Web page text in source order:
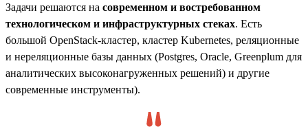
Задачи решаются на современном и востребованном
технологическом и инфраструктурных стеках. Есть
большой OpenStack-кластер, кластер Kubernetes, реляционные
и нереляционные базы данных (Postgres, Oracle, Greenplum для
аналитических высоконагруженных решений) и другие
современные инструменты).